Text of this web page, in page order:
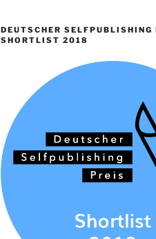
DEUTSCHER SELFPUBLISHING
SHORTLIST 2018